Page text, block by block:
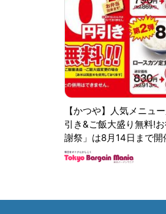
【かつや】人気メニュ
引き&ご飯大盛り無料!
謝祭」は8月14日まで開